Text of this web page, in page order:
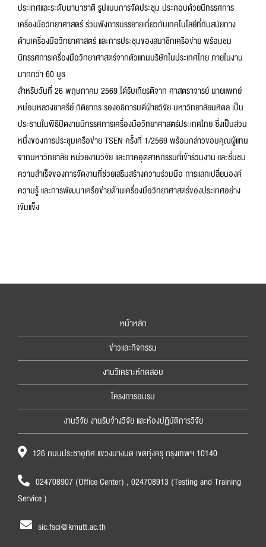
ประเทศและระดับนานาชาติ รูปแบบการจัดประชุม ประกอบด้วยนิทรรศการ
เครื่องมือวิทยาศาสตร์ ร่วมฟังการบรรยายเกี่ยวกับเทคโนโลยีที่ทันสมัยทาง
ด้านเครื่องมือวิทยาศาสตร์ และการประชุมของสมาชิกเครือข่าย พร้อมชม
นิทรรศการเครื่องมือวิทยาศาสตร์จากตัวแทนบริษัทในประเทศไทย ภายในงาน
มากกว่า 60 บูธ
สำหรับวันที่ 26 พฤษภาคม 2569 ได้รับเกียรติจาก ศาสตราจารย์ นายแพทย์
หม่อมหลวงชาครีย์ กิติยากร รองอธิการบดีฝ่ายวิจัย มหาวิทยาลัยมหิดล เป็น
ประธานในพิธีปิดงานนิทรรศการเครื่องมือวิทยาศาสตร์ประเทศไทย ซึ่งเป็นส่วน
หนึ่งของการประชุมเครือข่าย TSEN ครั้งที่ 1/2569 พร้อมกล่าวขอบคุณผู้แทน
จากมหาวิทยาลัย หน่วยงานวิจัย และภาคอุตสาหกรรมที่เข้าร่วมงาน และชื่นชม
ความสำเร็จของการจัดงานที่ช่วยเสริมสร้างความร่วมมือ การแลกเปลี่ยนองค์
ความรู้ และการพัฒนาเครือข่ายด้านเครื่องมือวิทยาศาสตร์ของประเทศอย่าง
เข้มแข็ง
หน้าหลัก
ข่าวและกิจกรรม
งานวิเคราะห์ทดสอบ
โครงการอบรม
งานวิจัย งานรับจ้างวิจัย และห้องปฏิบัติการวิจัย
126 ถนนประชาอุทิศ แขวงบางมด เขตทุ่งครุ กรุงเทพฯ 10140
024708907 (Office Center) , 024708913 (Testing and Training
Service )
sic.fsci@kmutt.ac.th